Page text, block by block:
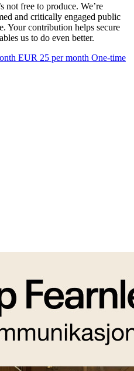
not free to produce. We’re
and critically engaged public
Your contribution helps secure
us to do even better.
EUR 25 per month One-time